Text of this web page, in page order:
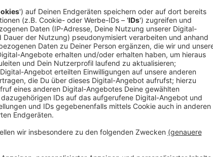
Anzeige
Erfolgreiche Saison dank warmem Wetter
Anzeige
1800 Plätze bietet die Tribüne vor der weltgrößten
Blick auf den Rhein. Besonders gut kamen beim Publikum
Kopf 2" und "Bad Boys 4 - Ride or Die" an - sie wurden ein
Ein geplanter Abend mit der Deutschlandpremiere einer
Sönke Wortmann musste kurzfristig wegen einer Warnung